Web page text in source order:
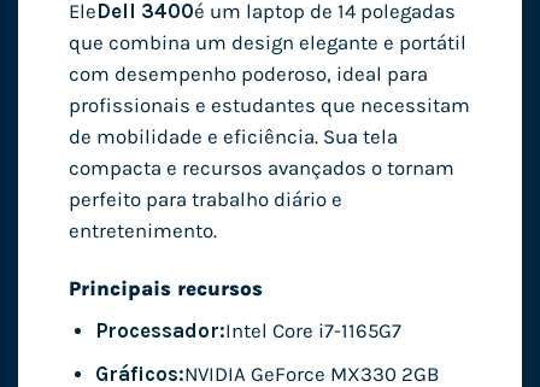
Ele Dell 3400é um laptop de 14 polegadas
que combina um design elegante e portátil
com desempenho poderoso, ideal para
profissionais e estudantes que necessitam
de mobilidade e eficiência. Sua tela
compacta e recursos avançados o tornam
perfeito para trabalho diário e
entretenimento.
Principais recursos
Processador:Intel Core i7-1165G7
Gráficos:NVIDIA GeForce MX330 2GB